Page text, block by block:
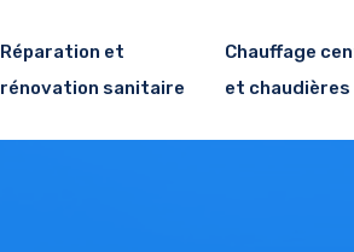
Réparation et
rénovation sanitaire
Chauffage
et chaudières